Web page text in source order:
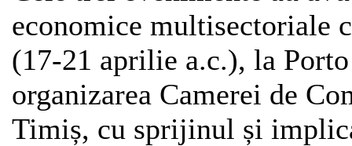
economice multisectoriale
(17-21 aprilie a.c.), la
organizarea Camerei de
Timiș, cu sprijinul și